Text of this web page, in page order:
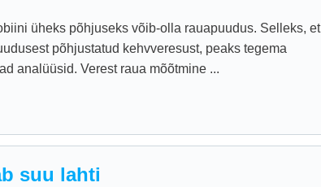
üheks põhjuseks võib-olla rauapuudus. Selleks, et
põhjustatud kehvveresust, peaks tegema
analüüsid. Verest raua mõõtmine ...
suu lahti